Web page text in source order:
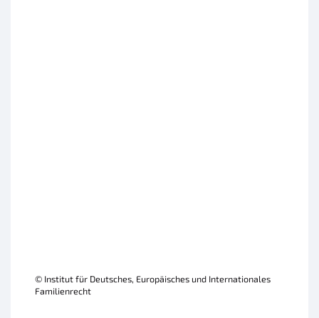
© Institut für Deutsches, Europäisches und Internationales
Familienrecht